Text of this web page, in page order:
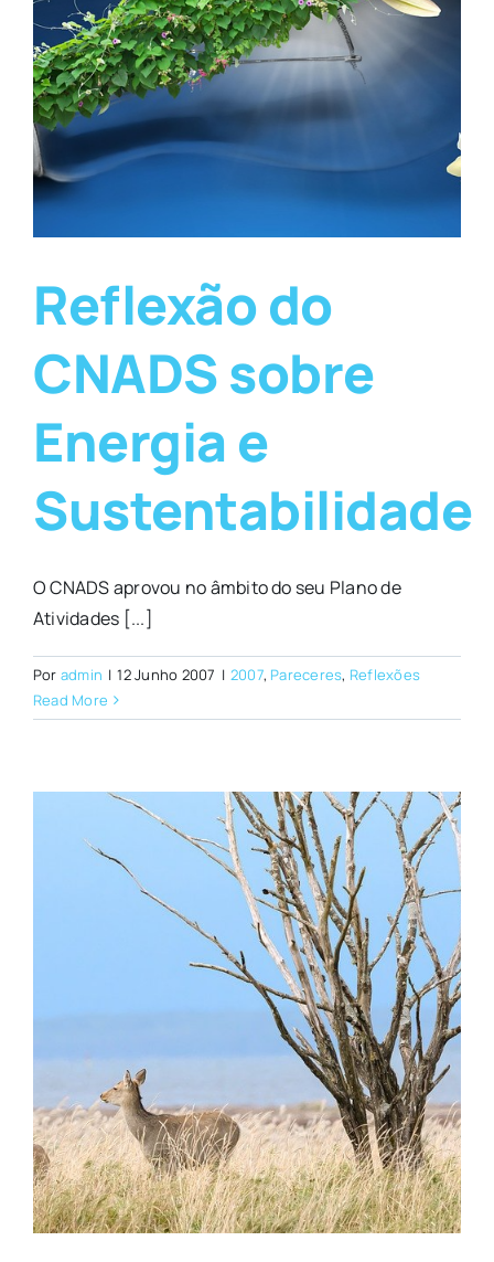
Reflexão do
CNADS sobre
Energia e
Sustentabilidade
O CNADS aprovou no âmbito do seu Plano de
Atividades [...]
Por admin | 12 Junho 2007 | 2007, Pareceres, Reflexões
Read More